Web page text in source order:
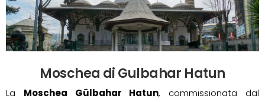
Moschea di Gulbahar Hatun
La Moschea Gülbahar Hatun, commissionata dal